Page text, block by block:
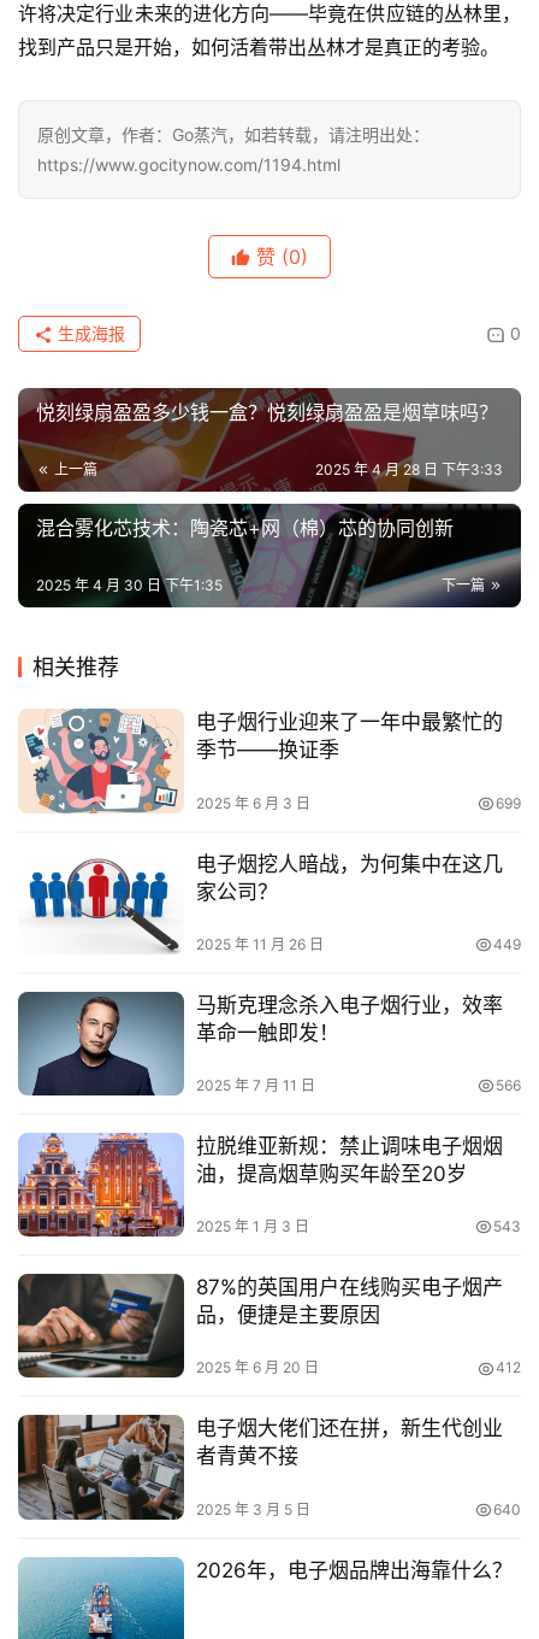
许将决定行业未来的进化方向——毕竟在供应链的丛林里，
找到产品只是开始，如何活着带出丛林才是真正的考验。
原创文章，作者：Go蒸汽，如若转载，请注明出处：
https://www.gocitynow.com/1194.html
赞 (0)
0
生成海报
悦刻绿扇盈盈多少钱一盒？悦刻绿扇盈盈是烟草味吗？
上一篇 2025 年 4 月 28 日 下午3:33
混合雾化芯技术：陶瓷芯+网（棉）芯的协同创新
下一篇
2025 年 4 月 30 日 下午1:35
相关推荐
电子烟行业迎来了一年中最繁忙的
季节——换证季
2025 年 6 月 3 日 699
电子烟挖人暗战，为何集中在这几
家公司？
2025 年 11 月 26 日 449
马斯克理念杀入电子烟行业，效率
革命一触即发！
2025 年 7 月 11 日 566
拉脱维亚新规：禁止调味电子烟烟
油，提高烟草购买年龄至20岁
2025 年 1 月 3 日 543
87%的英国用户在线购买电子烟产
品，便捷是主要原因
2025 年 6 月 20 日 412
电子烟大佬们还在拼，新生代创业
者青黄不接
2025 年 3 月 5 日 640
2026年，电子烟品牌出海靠什么？